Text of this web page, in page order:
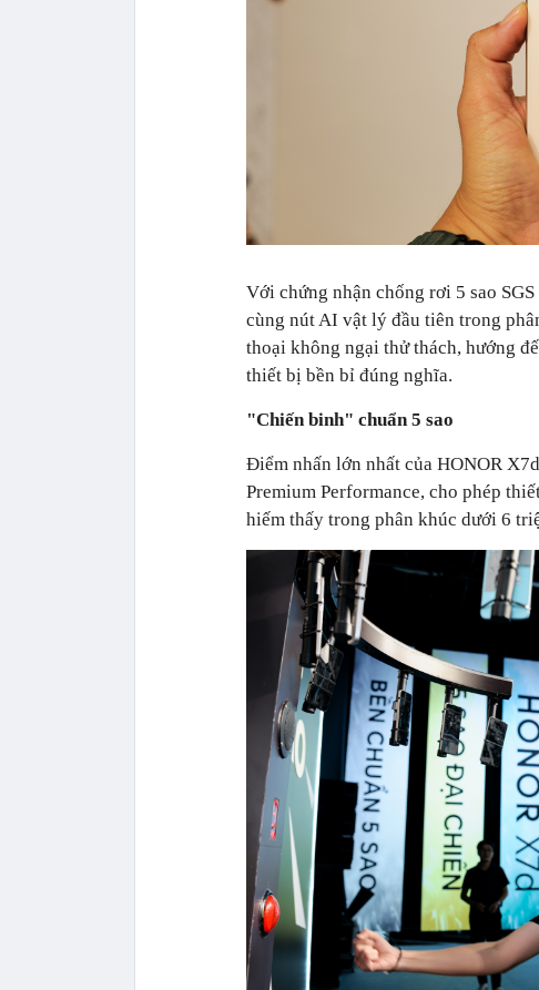
Với chứng nhận chống rơi 5 sao
cùng nút AI vật lý đầu tiên trong
thoại không ngại thử thách, hướng
thiết bị bền bỉ đúng nghĩa.
"Chiến binh" chuẩn 5 sao
Điểm nhấn lớn nhất của HONOR
Premium Performance, cho phép
hiếm thấy trong phân khúc dưới 6